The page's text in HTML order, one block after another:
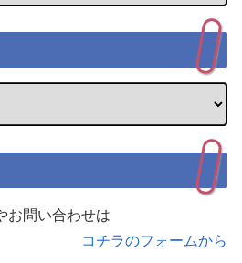
お問い合わせは
コチラのフォームから